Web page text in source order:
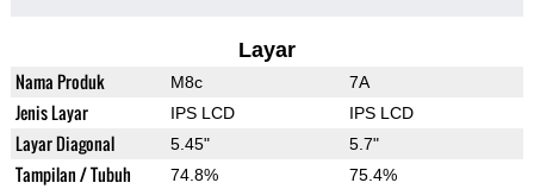
Layar
Nama Produk M8c 7A
Jenis Layar IPS LCD IPS LCD
Layar Diagonal 5.45" 5.7"
Tampilan / Tubuh 74.8% 75.4%